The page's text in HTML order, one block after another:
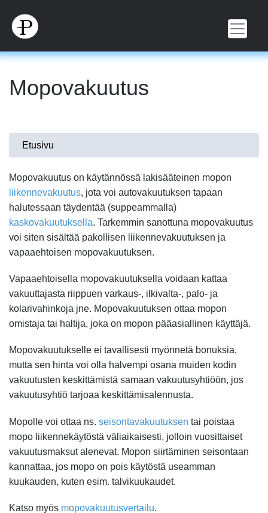
pääsisältöön
Mopovakuutus
Olet
täällä
Etusivu
Mopovakuutus on käytännössä lakisääteinen mopon
liikennevakuutus, jota voi autovakuutuksen tapaan
halutessaan täydentää (suppeammalla)
kaskovakuutuksella. Tarkemmin sanottuna mopovakuutus
voi siten sisältää pakollisen liikennevakuutuksen ja
vapaaehtoisen mopovakuutuksen.
Vapaaehtoisella mopovakuutuksella voidaan kattaa
vakuuttajasta riippuen varkaus-, ilkivalta-, palo- ja
kolarivahinkoja jne. Mopovakuutuksen ottaa mopon
omistaja tai haltija, joka on mopon pääasiallinen käyttäjä.
Mopovakuutukselle ei tavallisesti myönnetä bonuksia,
mutta sen hinta voi olla halvempi osana muiden kodin
vakuutusten keskittämistä samaan vakuutusyhtiöön, jos
vakuutusyhtiö tarjoaa keskittämisalennusta.
Mopolle voi ottaa ns. seisontavakuutuksen tai poistaa
mopo liikennekäytöstä väliaikaisesti, jolloin vuosittaiset
vakuutusmaksut alenevat. Mopon siirtäminen seisontaan
kannattaa, jos mopo on pois käytöstä useamman
kuukauden, kuten esim. talvikuukaudet.
Katso myös mopovakuutusvertailu.